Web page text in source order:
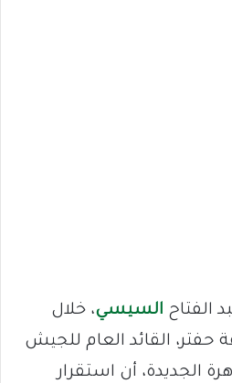
الفتاح السيسي، خلال
حفتر، القائد العام للجيش
الجديدة، أن استقرار